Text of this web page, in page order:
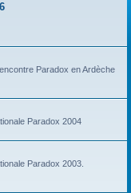
Paradox en Ardèche
Paradox 2004
Paradox 2003.